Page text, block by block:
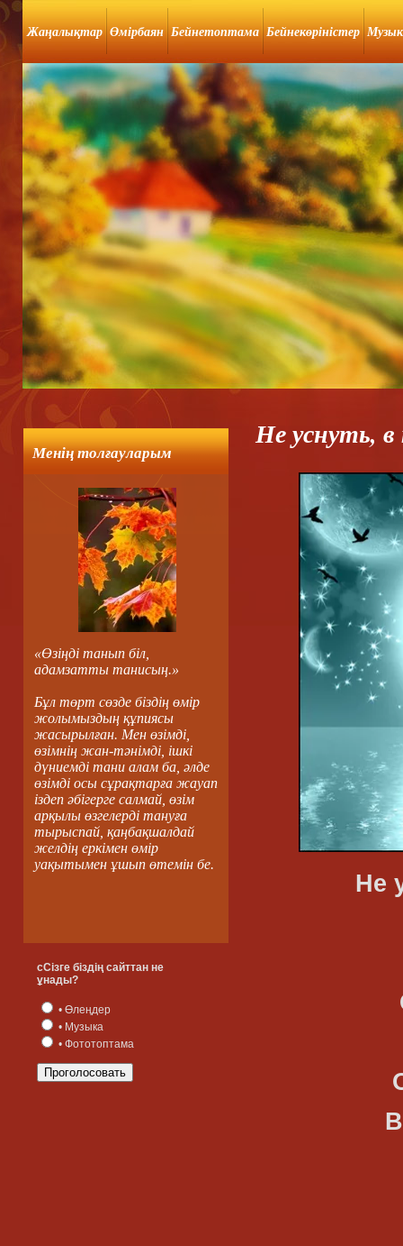
Жаңалықтар Өмірбаян Бейнетоптама Бейнекөріністер
Менің толғауларым
«Өзіңді танып біл,
адамзатты танисың.»
Бұл төрт сөзде біздің өмір
жолымыздың құпиясы
жасырылған. Мен өзімді,
өзімнің жан-тәнімді, ішкі
дүниемді тани алам ба, әлде
өзімді осы сұрақтарға жауап
іздеп әбігерге салмай, өзім
арқылы өзгелерді тануға
тырыспай, қаңбақшалдай
желдің еркімен өмір
уақытымен ұшып өтемін бе.
сСізге біздің сайттан не
ұнады?
• Өлеңдер
• Музыка
• Фототоптама
Не уснуть,
Не
О
Отчего
В такт